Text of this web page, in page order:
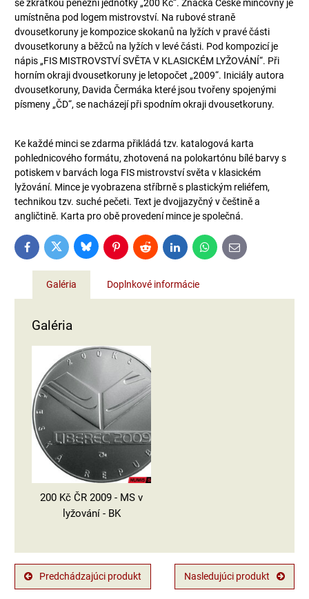
se zkratkou peněžní jednotky „200 Kč“. Značka České mincovny je
umístněna pod logem mistrovství. Na rubové straně
dvousetkoruny je kompozice skokanů na lyžích v pravé části
dvousetkoruny a běžců na lyžích v levé části. Pod kompozicí je
nápis „FIS MISTROVSTVÍ SVĚTA V KLASICKÉM LYŽOVÁNÍ“. Při
horním okraji dvousetkoruny je letopočet „2009“. Iniciály autora
dvousetkoruny, Davida Čermáka které jsou tvořeny spojenými
písmeny „ČD“, se nacházejí při spodním okraji dvousetkoruny.
Ke každé minci se zdarma přikládá tzv. katalogová karta
pohlednicového formátu, zhotovená na polokartónu bílé barvy s
potiskem v barvách loga FIS mistrovství světa v klasickém
lyžování. Mince je vyobrazena stříbrně s plastickým reliéfem,
technikou tzv. suché pečeti. Text je dvojjazyčný v češtině a
angličtině. Karta pro obě provedení mince je společná.
FacebookTwitter BlueskyPinterestReddit LinkedInWhatsApp
E-
mail
Galéria Doplnkové informácie
Galéria
200 Kč ČR 2009 - MS v
lyžování - BK
Predchádzajúci produkt Nasledujúci produkt